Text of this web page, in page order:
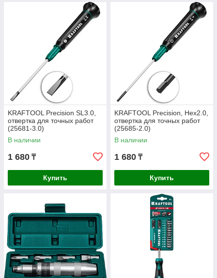
KRAFTOOL Precision SL3.0,
отвертка для точных работ
(25681-3.0)
В наличии
1 680 ₸
Купить
KRAFTOOL Precision, Hex2.0,
отвертка для точных работ
(25685-2.0)
В наличии
1 680 ₸
Купить